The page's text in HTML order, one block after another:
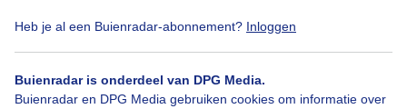
Heb je al een Buienradar-abonnement? Inloggen
Buienradar is onderdeel van DPG Media.
Buienradar en DPG Media gebruiken cookies om informatie over
Zon Regen Wolken
Bekijk slideshow